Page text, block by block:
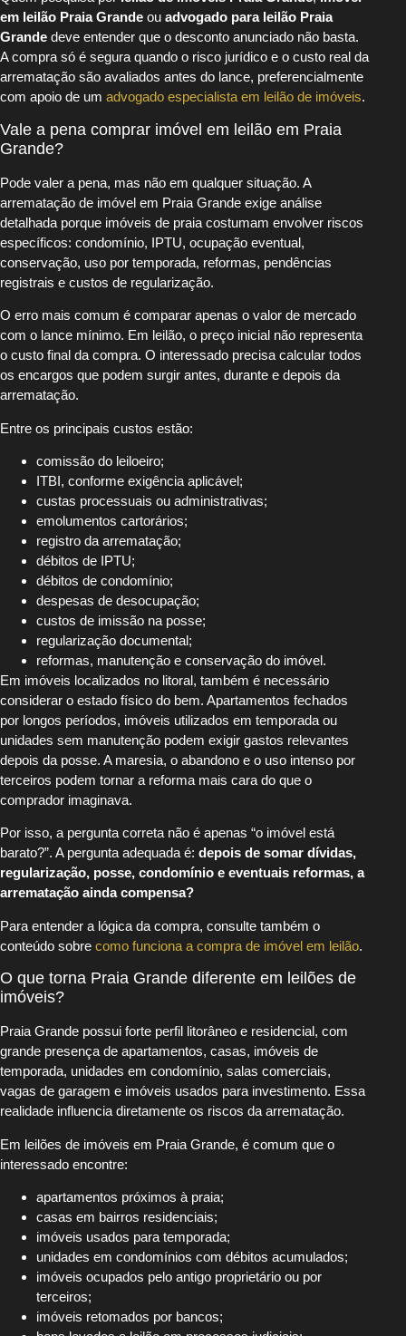
em leilão Praia Grande ou advogado para leilão Praia
Grande deve entender que o desconto anunciado não basta.
A compra só é segura quando o risco jurídico e o custo real da
arrematação são avaliados antes do lance, preferencialmente
com apoio de um advogado especialista em leilão de imóveis.
Vale a pena comprar imóvel em leilão em Praia
Grande?
Pode valer a pena, mas não em qualquer situação. A
arrematação de imóvel em Praia Grande exige análise
detalhada porque imóveis de praia costumam envolver riscos
específicos: condomínio, IPTU, ocupação eventual,
conservação, uso por temporada, reformas, pendências
registrais e custos de regularização.
O erro mais comum é comparar apenas o valor de mercado
com o lance mínimo. Em leilão, o preço inicial não representa
o custo final da compra. O interessado precisa calcular todos
os encargos que podem surgir antes, durante e depois da
arrematação.
Entre os principais custos estão:
comissão do leiloeiro;
ITBI, conforme exigência aplicável;
custas processuais ou administrativas;
emolumentos cartorários;
registro da arrematação;
débitos de IPTU;
débitos de condomínio;
despesas de desocupação;
custos de imissão na posse;
regularização documental;
reformas, manutenção e conservação do imóvel.
Em imóveis localizados no litoral, também é necessário
considerar o estado físico do bem. Apartamentos fechados
por longos períodos, imóveis utilizados em temporada ou
unidades sem manutenção podem exigir gastos relevantes
depois da posse. A maresia, o abandono e o uso intenso por
terceiros podem tornar a reforma mais cara do que o
comprador imaginava.
Por isso, a pergunta correta não é apenas “o imóvel está
barato?”. A pergunta adequada é: depois de somar dívidas,
regularização, posse, condomínio e eventuais reformas, a
arrematação ainda compensa?
Para entender a lógica da compra, consulte também o
conteúdo sobre como funciona a compra de imóvel em leilão.
O que torna Praia Grande diferente em leilões de
imóveis?
Praia Grande possui forte perfil litorâneo e residencial, com
grande presença de apartamentos, casas, imóveis de
temporada, unidades em condomínio, salas comerciais,
vagas de garagem e imóveis usados para investimento. Essa
realidade influencia diretamente os riscos da arrematação.
Em leilões de imóveis em Praia Grande, é comum que o
interessado encontre:
apartamentos próximos à praia;
casas em bairros residenciais;
imóveis usados para temporada;
unidades em condomínios com débitos acumulados;
imóveis ocupados pelo antigo proprietário ou por
terceiros;
imóveis retomados por bancos;